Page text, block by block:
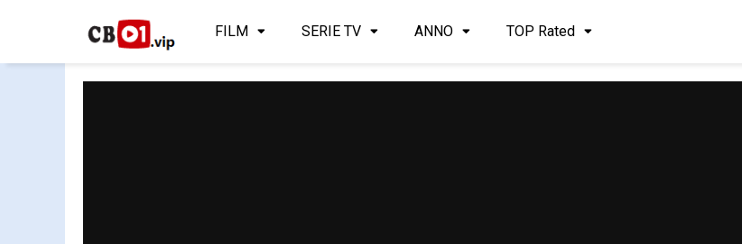
FILM SERIE TV ANNO TOP Rated